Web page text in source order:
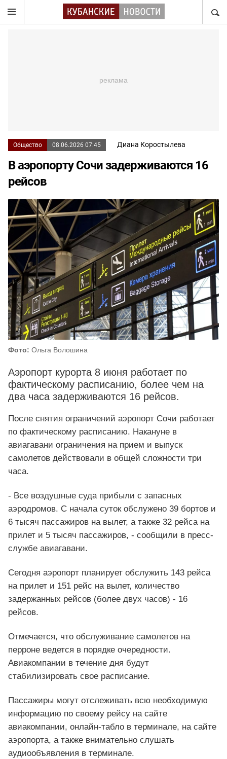
Общество 08.06.2026 07:45 Диана Коростылева
В аэропорту Сочи задерживаются 16
рейсов
Фото: Ольга Волошина
Аэропорт курорта 8 июня работает по
фактическому расписанию, более чем на
два часа задерживаются 16 рейсов.
После снятия ограничений аэропорт Сочи работает
по фактическому расписанию. Накануне в
авиагавани ограничения на прием и выпуск
самолетов действовали в общей сложности три
часа.
- Все воздушные суда прибыли с запасных
аэродромов. С начала суток обслужено 39 бортов и
6 тысяч пассажиров на вылет, а также 32 рейса на
прилет и 5 тысяч пассажиров, - сообщили в пресс-
службе авиагавани.
Сегодня аэропорт планирует обслужить 143 рейса
на прилет и 151 рейс на вылет, количество
задержанных рейсов (более двух часов) - 16
рейсов.
Отмечается, что обслуживание самолетов на
перроне ведется в порядке очередности.
Авиакомпании в течение дня будут
стабилизировать свое расписание.
Пассажиры могут отслеживать всю необходимую
информацию по своему рейсу на сайте
авиакомпании, онлайн-табло в терминале, на сайте
аэропорта, а также внимательно слушать
аудиообъявления в терминале.